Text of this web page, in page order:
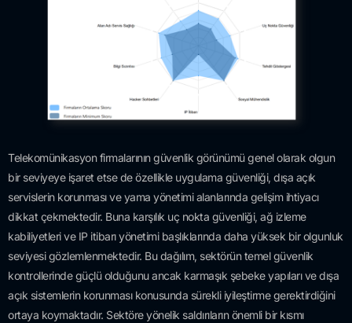
Telekomünikasyon firmalarının güvenlik görünümü genel olarak olgun
bir seviyeye işaret etse de özellikle uygulama güvenliği, dışa açık
servislerin korunması ve yama yönetimi alanlarında gelişim ihtiyacı
dikkat çekmektedir. Buna karşılık uç nokta güvenliği, ağ izleme
kabiliyetleri ve IP itibarı yönetimi başlıklarında daha yüksek bir olgunluk
seviyesi gözlemlenmektedir. Bu dağılım, sektörün temel güvenlik
kontrollerinde güçlü olduğunu ancak karmaşık şebeke yapıları ve dışa
açık sistemlerin korunması konusunda sürekli iyileştirme gerektirdiğini
ortaya koymaktadır. Sektöre yönelik saldırıların önemli bir kısmı